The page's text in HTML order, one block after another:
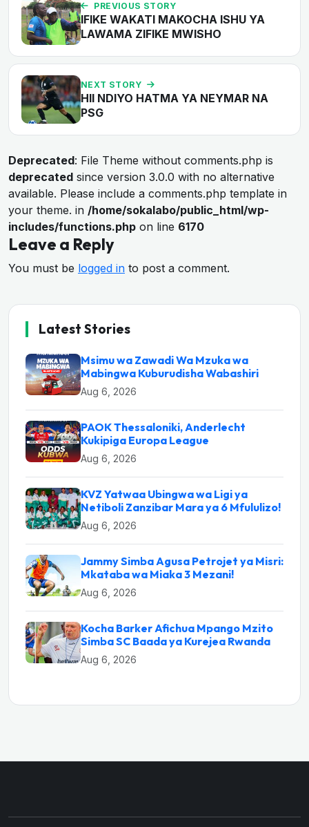
PREVIOUS STORY
IFIKE WAKATI MAKOCHA ISHU YA
LAWAMA ZIFIKE MWISHO
NEXT STORY
HII NDIYO HATMA YA NEYMAR NA
PSG
Deprecated: File Theme without comments.php is
deprecated since version 3.0.0 with no alternative
available. Please include a comments.php template in
your theme. in /home/sokalabo/public_html/wp-
includes/functions.php on line 6170
Leave a Reply
You must be logged in to post a comment.
Latest Stories
Msimu wa Zawadi Wa Mzuka wa
Mabingwa Kuburudisha Wabashiri
Aug 6, 2026
PAOK Thessaloniki, Anderlecht
Kukipiga Europa League
Aug 6, 2026
KVZ Yatwaa Ubingwa wa Ligi ya
Netiboli Zanzibar Mara ya 6 Mfululizo!
Aug 6, 2026
Jammy Simba Agusa Petrojet ya Misri:
Mkataba wa Miaka 3 Mezani!
Aug 6, 2026
Kocha Barker Afichua Mpango Mzito
Simba SC Baada ya Kurejea Rwanda
Aug 6, 2026